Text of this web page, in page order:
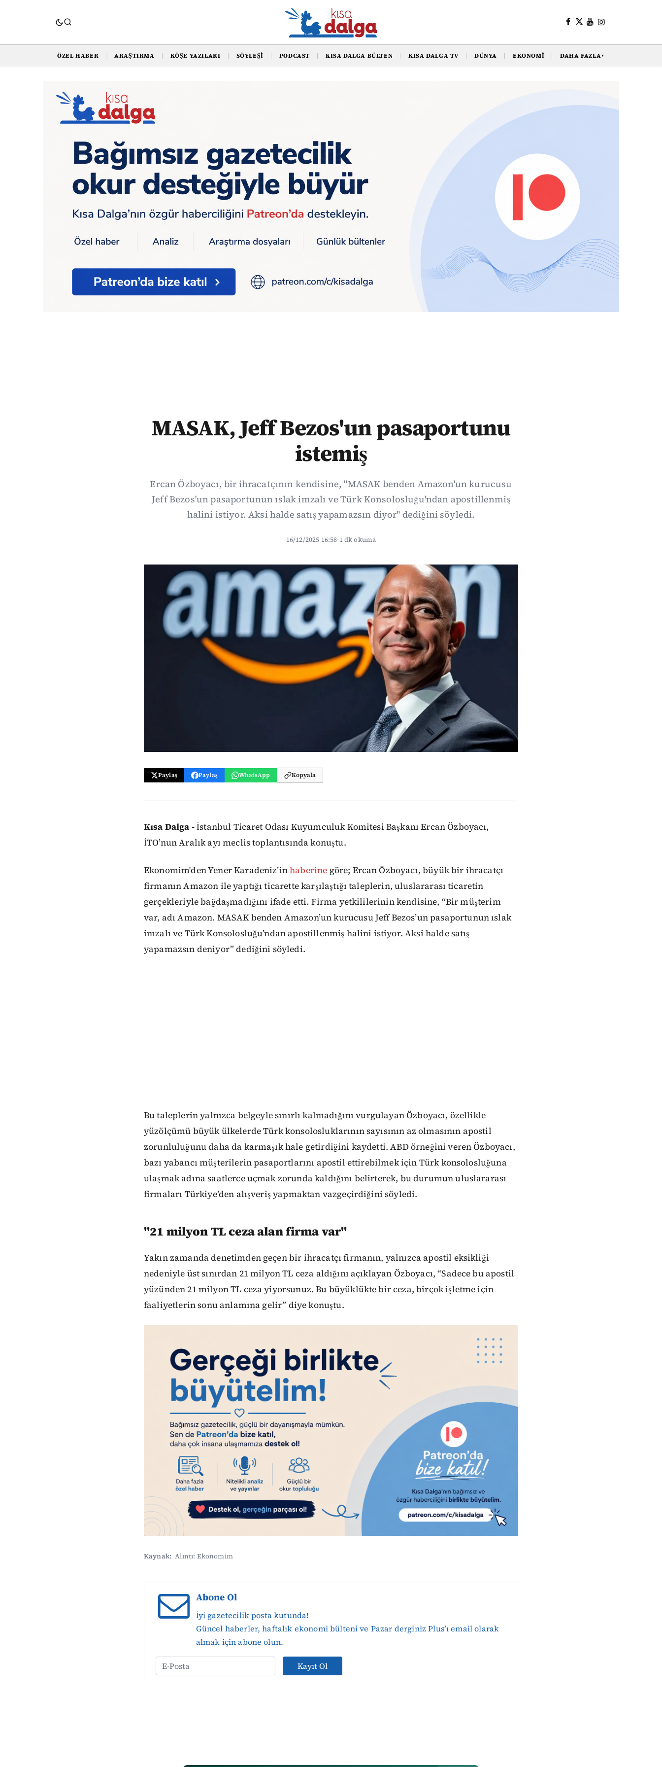
ÖZEL HABER ARAŞTIRMA KÖŞE YAZILARI SÖYLEŞI PODCAST KISA DALGA BÜLTEN KISA DALGA TV DÜNYA EKONOMI DAHA FAZLA▼
MASAK, Jeff Bezos'un pasaportunu
istemiş
Ercan Özboyacı, bir ihracatçının kendisine, "MASAK benden Amazon'un kurucusu
Jeff Bezos'un pasaportunun ıslak imzalı ve Türk Konsolosluğu'ndan apostillenmiş
halini istiyor. Aksi halde satış yapamazsın diyor" dediğini söyledi.
16/12/2025 16:58·1 dk okuma
Paylaş Paylaş WhatsApp Kopyala
Kısa Dalga -İstanbul Ticaret Odası Kuyumculuk Komitesi Başkanı Ercan Özboyacı,
İTO’nun Aralık ayı meclis toplantısında konuştu.
Ekonomim'den Yener Karadeniz’inhaberine göre; Ercan Özboyacı, büyük bir ihracatçı
firmanın Amazon ile yaptığı ticarette karşılaştığı taleplerin, uluslararası ticaretin
gerçekleriyle bağdaşmadığını ifade etti. Firma yetkililerinin kendisine, “Bir müşterim
var, adı Amazon. MASAK benden Amazon’un kurucusu Jeff Bezos’un pasaportunun ıslak
imzalı ve Türk Konsolosluğu’ndan apostillenmiş halini istiyor. Aksi halde satış
yapamazsın deniyor” dediğini söyledi.
Bu taleplerin yalnızca belgeyle sınırlı kalmadığını vurgulayan Özboyacı, özellikle
yüzölçümü büyük ülkelerde Türk konsolosluklarının sayısının az olmasının apostil
zorunluluğunu daha da karmaşık hale getirdiğini kaydetti. ABD örneğini veren Özboyacı,
bazı yabancı müşterilerin pasaportlarını apostil ettirebilmek için Türk konsolosluğuna
ulaşmak adına saatlerce uçmak zorunda kaldığını belirterek, bu durumun uluslararası
firmaları Türkiye’den alışveriş yapmaktan vazgeçirdiğini söyledi.
"21 milyon TL ceza alan firma var"
Yakın zamanda denetimden geçen bir ihracatçı firmanın, yalnızca apostil eksikliği
nedeniyle üst sınırdan 21 milyon TL ceza aldığını açıklayan Özboyacı, “Sadece bu apostil
yüzünden 21 milyon TL ceza yiyorsunuz. Bu büyüklükte bir ceza, birçok işletme için
faaliyetlerin sonu anlamına gelir” diye konuştu.
Kaynak: Alıntı: Ekonomim
Abone Ol
İyi gazetecilik posta kutunda!
Güncel haberler, haftalık ekonomi bülteni ve Pazar derginiz Plus’ı email olarak
almak için abone olun.
Kayıt Ol